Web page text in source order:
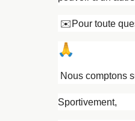
✉️ Pour toute
Nous comptons
Sportivement,